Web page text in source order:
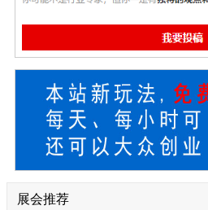
展会推荐